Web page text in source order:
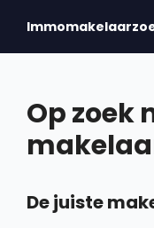
naar
Op zoek
De juiste